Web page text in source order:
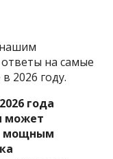
нашим
на самые
2026 году.
года
может
мощным